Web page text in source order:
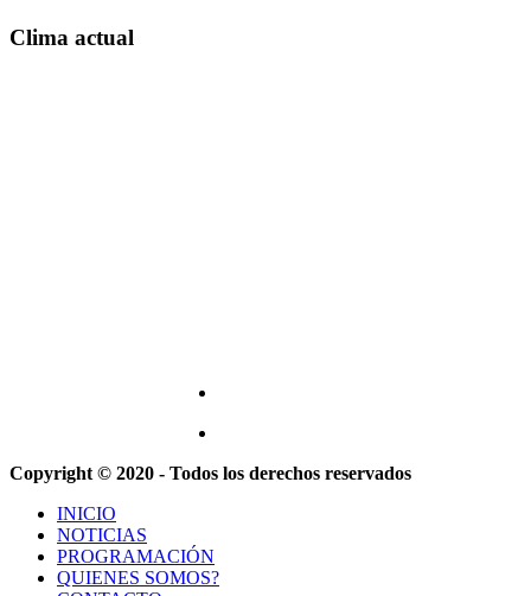
Clima actual
Copyright © 2020 - Todos los derechos reservados
INICIO
NOTICIAS
PROGRAMACIÓN
QUIENES SOMOS?